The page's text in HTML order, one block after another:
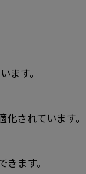
ます。
されています。
ます。